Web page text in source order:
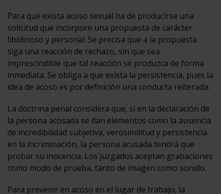
Para que exista acoso sexual ha de producirse una
solicitud que incorpore una propuesta de carácter
libidinoso y personal. Se precisa que a la propuesta
siga una reacción de rechazo, sin que sea
imprescindible que tal reacción se produzca de forma
inmediata. Se obliga a que exista la persistencia, pues la
idea de acoso es por definición una conducta reiterada.
La doctrina penal considera que, si en la declaración de
la persona acosada se dan elementos como la ausencia
de incredibilidad subjetiva, verosimilitud y persistencia
en la incriminación, la persona acusada tendrá que
probar su inocencia. Los juzgados aceptan grabaciones
como modo de prueba, tanto de imagen como sonido.
Para prevenir en acoso en el lugar de trabajo, la